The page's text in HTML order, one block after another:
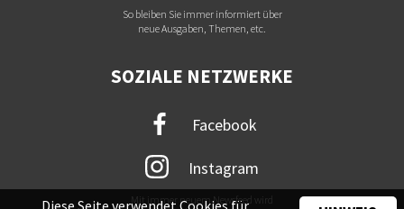
So bleiben Sie immer informiert über
neue Ausgaben, Themen, etc.
SOZIALE NETZWERKE
Facebook
Instagram
Mit immer neuem Newsfeed wird
Diese Seite verwendet Cookies für